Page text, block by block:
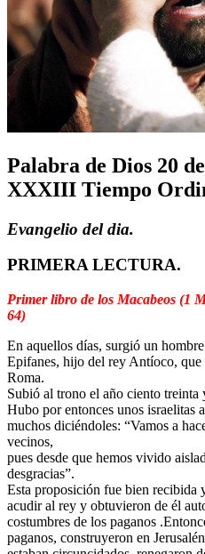
Palabra de Dios 20
XXXIII Tiempo
Evangelio del dia.
PRIMERA LECTURA.
Primer libro de los Macabeos (1
64)
En aquellos días, surgió un
Epifanes, hijo del rey Antíoco, que
Roma.
Subió al trono el año ciento
Hubo por entonces unos israelitas
muchos diciéndoles: “Vamos a
vecinos,
pues desde que hemos vivido
desgracias”.
Esta proposición fue bien recibida
acudir al rey y obtuvieron de él
costumbres de los paganos
paganos, construyeron en